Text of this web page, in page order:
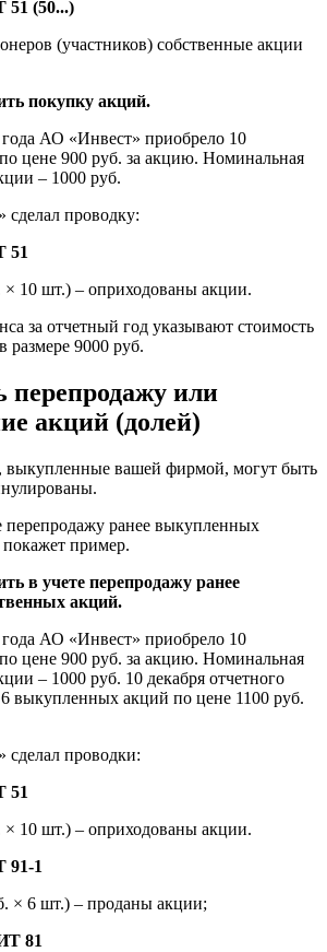
(50...)
(участников) собственные акции
покупку акций.
года АО «Инвест» приобрело 10
цене 900 руб. за акцию. Номинальная
– 1000 руб.
сделал проводку:
51
× 10 шт.) – оприходованы акции.
за отчетный год указывают стоимость
размере 9000 руб.
перепродажу или
акций (долей)
выкупленные вашей фирмой, могут быть
перепродажу ранее выкупленных
пример.
в учете перепродажу ранее
акций.
года АО «Инвест» приобрело 10
цене 900 руб. за акцию. Номинальная
– 1000 руб. 10 декабря отчетного
выкупленных акций по цене 1100 руб.
сделал проводки:
51
× 10 шт.) – оприходованы акции.
1
× 6 шт.) – проданы акции;
81